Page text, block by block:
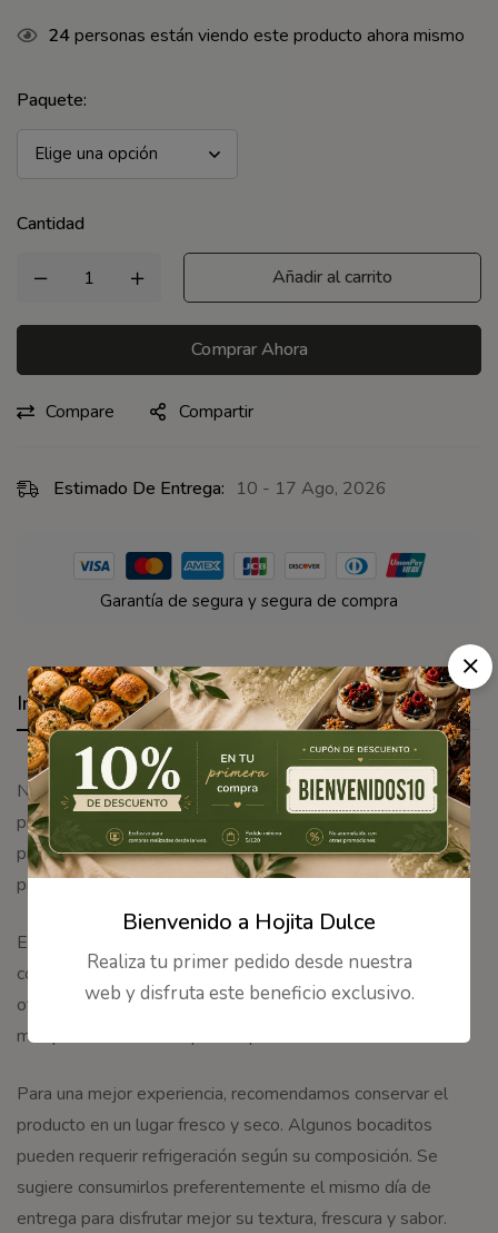
24personas están viendo este producto ahora mismo
Paquete:
Cantidad
Añadir al carrito
Comprar Ahora
Compare Compartir
Estimado De Entrega: 10 - 17 Ago, 2026
Garantía de segura y segura de compra
Información adicional
Nuestros productos son elaborados en el taller de
producción de Hojita Dulce, siguiendo procesos de
preparación cuidadosos para conservar su frescura,
presentación y sabor.
Este producto puede contener o haber estado en contacto
con insumos como gluten, lácteos, huevo, frutos secos y
otros alérgenos alimentarios, ya que en nuestro taller se
manipulan diferentes tipos de productos.
Para una mejor experiencia, recomendamos conservar el
producto en un lugar fresco y seco. Algunos bocaditos
pueden requerir refrigeración según su composición. Se
sugiere consumirlos preferentemente el mismo día de
entrega para disfrutar mejor su textura, frescura y sabor.
Bienvenido a Hojita Dulce
Realiza tu primer pedido desde nuestra
web y disfruta este beneficio exclusivo.